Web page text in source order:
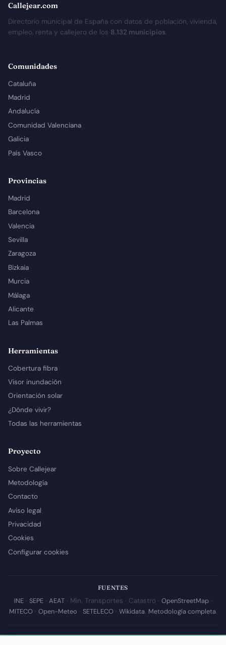
Callejear.com
Directorio municipal de España con datos de población, vivienda,
empleo, renta y callejero de los 8.132 municipios.
Comunidades
Cataluña
Madrid
Andalucía
Comunidad Valenciana
Galicia
País Vasco
Provincias
Madrid
Barcelona
Valencia
Sevilla
Zaragoza
Bizkaia
Murcia
Málaga
Alicante
Las Palmas
Herramientas
Cobertura fibra
Visor inundación
Orientación solar
¿Dónde vivir?
Todas las herramientas
Proyecto
Sobre Callejear
Metodología
Contacto
Aviso legal
Privacidad
Cookies
Configurar cookies
FUENTES
INE· SEPE· AEAT· Min. Transportes · Catastro · OpenStreetMap·
MITECO· Open-Meteo · SETELECO· Wikidata. Metodología completa.
© 2026 Callejear.com — Directorio municipal de España con datos